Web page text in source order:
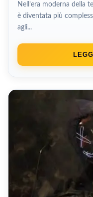
Nell’era moderna della
è diventata più
agli...